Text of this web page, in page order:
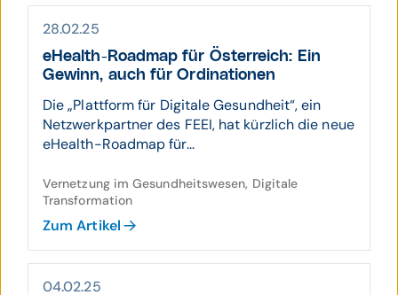
28.02.25
eHealth-Roadmap für Österreich: Ein
Gewinn, auch für Ordinationen
Die „Plattform für Digitale Gesundheit“, ein
Netzwerkpartner des FEEI, hat kürzlich die neue
eHealth-Roadmap für...
Vernetzung im Gesundheitswesen, Digitale
Transformation
Zum Artikel
04.02.25